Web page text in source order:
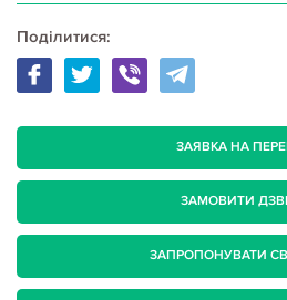
Поділитися:
ЗАЯВКА НА
ЗАМОВИТИ
ЗАПРОПОНУВАТИ